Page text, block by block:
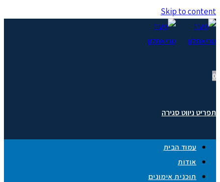
Skip to content
0
תפריט ניווטסגירה
עמוד הבית
אודות
תוכנית אימונים